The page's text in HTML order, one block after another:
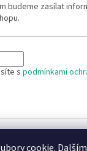
cookie.
budeme zasílat
s podmínkami